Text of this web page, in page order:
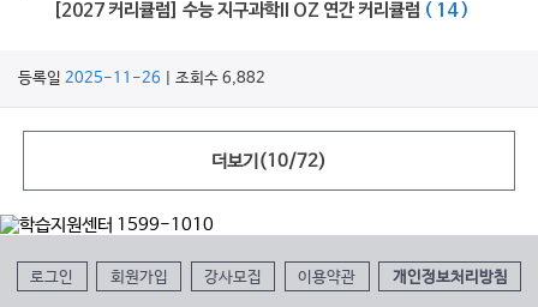
[2027 커리큘럼] 수능 지구과학II OZ 연간 커리큘럼 ( 14 )
등록일 2025-11-26 | 조회수 6,882
더보기(10/72)
로그인 회원가입 강사모집 이용약관 개인정보처리방침